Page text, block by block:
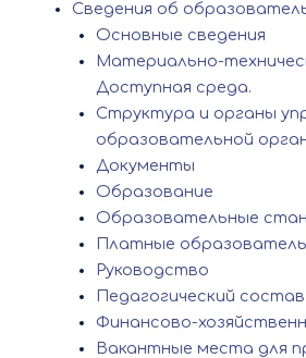
Сведения об
Основные сведения
Материально-
Доступная среда.
Структура и органы
образовательной
Документы
Образование
Образовательные
Платные
Руководство
Педагогический состав
Финансово-
Вакантные места для